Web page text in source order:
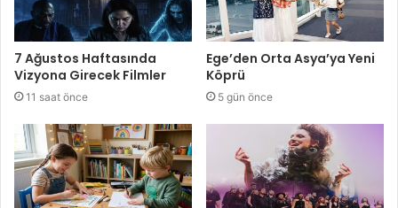
7 Ağustos Haftasında
Vizyona Girecek Filmler
11 saat önce
Ege’den Orta Asya’ya Yeni
Köprü
5 gün önce